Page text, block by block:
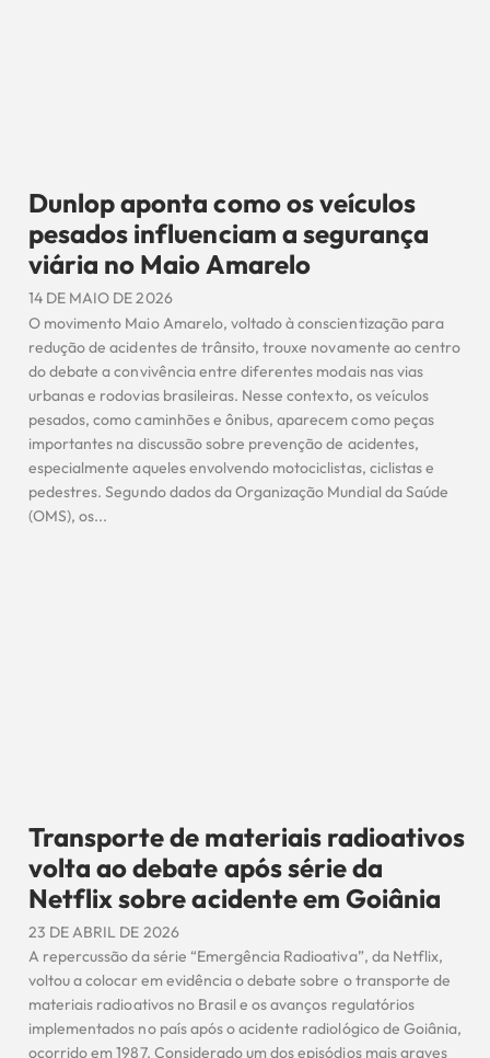
Dunlop aponta como os veículos
pesados influenciam a segurança
viária no Maio Amarelo
14 DE MAIO DE 2026
O movimento Maio Amarelo, voltado à conscientização para
redução de acidentes de trânsito, trouxe novamente ao centro
do debate a convivência entre diferentes modais nas vias
urbanas e rodovias brasileiras. Nesse contexto, os veículos
pesados, como caminhões e ônibus, aparecem como peças
importantes na discussão sobre prevenção de acidentes,
especialmente aqueles envolvendo motociclistas, ciclistas e
pedestres. Segundo dados da Organização Mundial da Saúde
(OMS), os...
Transporte de materiais radioativos
volta ao debate após série da
Netflix sobre acidente em Goiânia
23 DE ABRIL DE 2026
A repercussão da série “Emergência Radioativa”, da Netflix,
voltou a colocar em evidência o debate sobre o transporte de
materiais radioativos no Brasil e os avanços regulatórios
implementados no país após o acidente radiológico de Goiânia,
ocorrido em 1987. Considerado um dos episódios mais graves